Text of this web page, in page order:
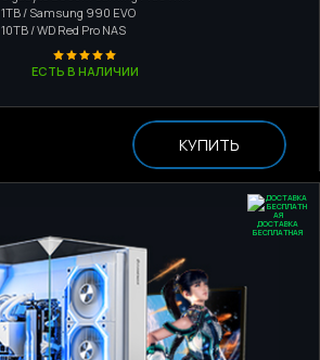
1TB / Samsung 990 EVO
10TB / WD Red Pro NAS
ЕСТЬ В НАЛИЧИИ
КУПИТЬ
ДОСТАВКА
БЕСПЛАТНАЯ